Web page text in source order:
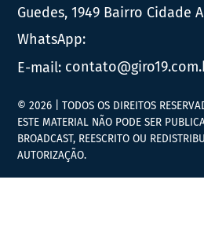
Guedes, 1949 Bairro Cidade
WhatsApp:
E-mail:
© 2026 | TODOS OS DIREITOS
ESTE MATERIAL NÃO PODE SER
BROADCAST, REESCRITO OU
AUTORIZAÇÃO.